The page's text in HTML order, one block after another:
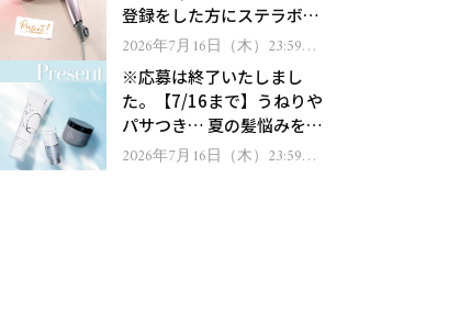
登録をした方にステラボー
テのシャインリバース ヘア
ゼント！
2026年7月16日（木）23:59ま
※応募は終了いたしまし
た。【7/16まで】うねりや
パサつき… 夏の髪悩みを解
消するヘアケアアイテムを
2026年7月16日（木）23:59ま